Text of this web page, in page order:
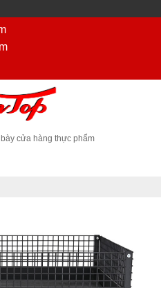
cửa hàng thực phẩm